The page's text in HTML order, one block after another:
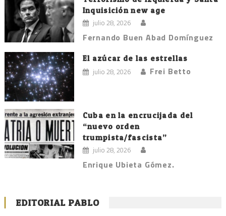
Inquisición new age
julio 28, 2026
Fernando Buen Abad Domínguez
El azúcar de las estrellas
julio 28, 2026 Frei Betto
Cuba en la encrucijada del
“nuevo orden
trumpista/fascista”
julio 28, 2026
Enrique Ubieta Gómez.
EDITORIAL PABLO